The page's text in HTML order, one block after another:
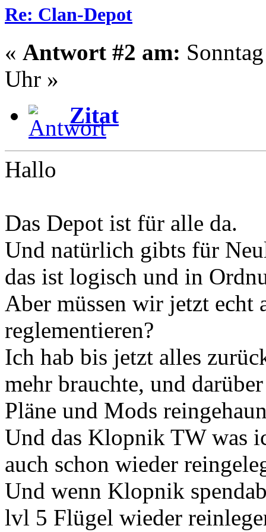
Re: Clan-Depot
« Antwort #2 am:
Uhr »
Zitat
Hallo
Das Depot ist für alle da.
Und natürlich gibts für
das ist logisch und in
Aber müssen wir jetzt echt
reglementieren?
Ich hab bis jetzt alles
mehr brauchte, und
Pläne und Mods
Und das Klopnik TW was
auch schon wieder
Und wenn Klopnik
lvl 5 Flügel wieder